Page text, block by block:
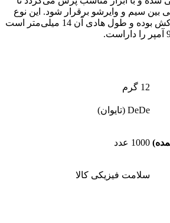
بين سيم و وايرشو برقرار شود. اين نوع
وايرشو بدون عايق و روکش بوده و طول هادی آن 14 میلی‌متر است
12 گرم
DeDe (تایوان)
1000 عدد
سلامت فیزیکی کالا